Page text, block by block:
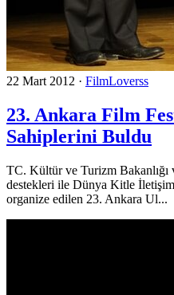
22 Mart 2012 · FilmLoverss
23. Ankara Film
Sahiplerini Buldu
TC. Kültür ve Turizm Bakanlığı
destekleri ile Dünya Kitle
organize edilen 23. Ankara Ul...